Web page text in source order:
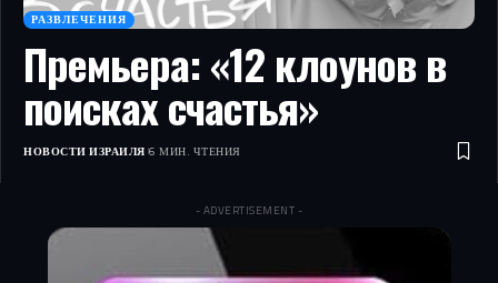
РАЗВЛЕЧЕНИЯ
Премьера: «12 клоунов в
поисках счастья»
НОВОСТИ ИЗРАИЛЯ 6 МИН. ЧТЕНИЯ
- ADVERTISEMENT -